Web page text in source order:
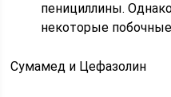
пенициллины.
некоторые
Сумамед и Цефазолин